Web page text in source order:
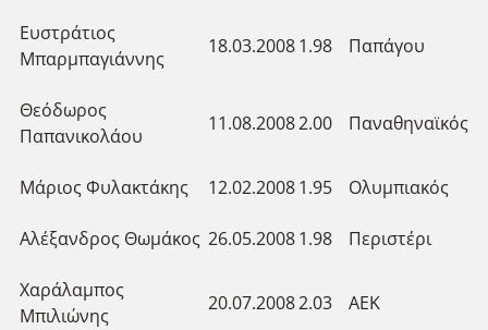
Ευστράτιος
Μπαρμπαγιάννης
18.03.20081.98 Παπάγου
Θεόδωρος
Παπανικολάου
11.08.20082.00 Παναθηναϊκός
Μάριος Φυλακτάκης 12.02.20081.95 Ολυμπιακός
Αλέξανδρος Θωμάκος 26.05.20081.98 Περιστέρι
Χαράλαμπος
Μπιλιώνης
20.07.20082.03 ΑΕΚ